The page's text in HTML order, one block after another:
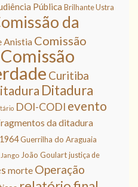
Pública Brilhante Ustra
da
Anistia Comissão
Comissão
Curitiba
Ditadura
DOI-CODI evento
da ditadura
Guerrilha do Araguaia
Jango João Goulart justiça de
morte Operação